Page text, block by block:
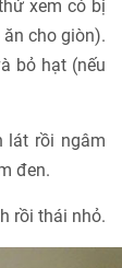
xem có bị
cho giòn).
bỏ hạt (nếu
lát rồi ngâm
đen.
rồi thái nhỏ.